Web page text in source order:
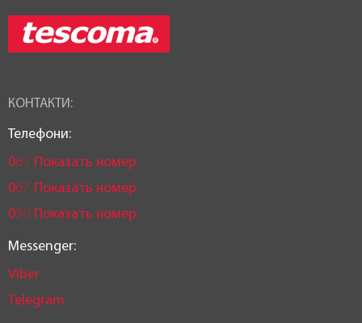
КОНТАКТИ:
Телефони:
063 Показать номер
067 Показать номер
050 Показать номер
Messenger:
Viber
Telegram